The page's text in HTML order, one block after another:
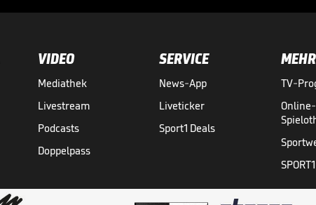
VIDEO
Mediathek
Livestream
Podcasts
Doppelpass
SERVICE
News-App
Liveticker
Sport1 Deals
MEHR
TV-